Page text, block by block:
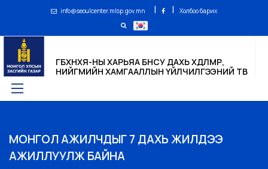
info@seoulcenter.mlsp.gov.mn | | Холбоо барих
ГБХНХЯ-НЫ ХАРЬЯА БНСУ ДАХЬ ХӨДӨЛМӨР,
НИЙГМИЙН ХАМГААЛЛЫН ҮЙЛЧИЛГЭЭНИЙ ТӨВ
МОНГОЛ АЖИЛЧДЫГ 7 ДАХЬ ЖИЛДЭЭ
АЖИЛЛУУЛЖ БАЙНА